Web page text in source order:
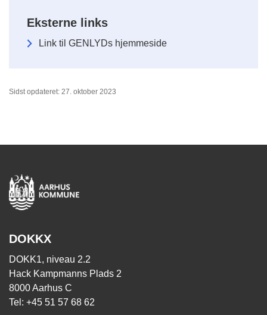
Eksterne links
Link til GENLYDs hjemmeside
Sidst opdateret: 27. oktober 2023
DOKKX
DOKK1, niveau 2.2
Hack Kampmanns Plads 2
8000 Aarhus C
Tel: +45 51 57 68 62